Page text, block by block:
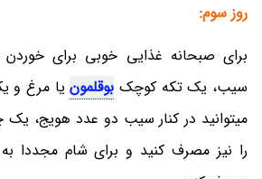
روز سوم:
برای صبحانه غذایی خوبی برای خوردن
سیب، یک تکه کوچک بوقلمونیا مرغ و
میتوانید در کنار سیب دو عدد هویج، یک
را نیز مصرف کنید و برای شام مجددا